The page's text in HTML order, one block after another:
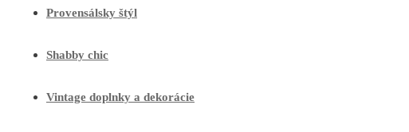
Provensálsky štýl
Shabby chic
Vintage doplnky a dekorácie